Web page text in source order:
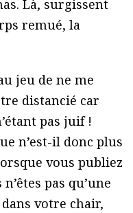
Là, surgissent
remué, la
jeu de ne me
distancié car
pas juif !
n’est-il donc plus
vous publiez
pas qu’une
votre chair,